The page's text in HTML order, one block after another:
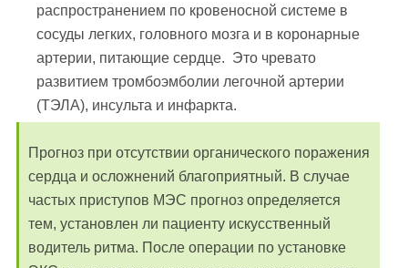
распространением по кровеносной системе в
сосуды легких, головного мозга и в коронарные
артерии, питающие сердце. Это чревато
развитием тромбоэмболии легочной артерии
(ТЭЛА), инсульта и инфаркта.
Прогноз при отсутствии органического поражения
сердца и осложнений благоприятный. В случае
частых приступов МЭС прогноз определяется
тем, установлен ли пациенту искусственный
водитель ритма. После операции по установке